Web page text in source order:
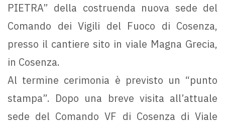
PIETRA” della costruenda nuova sede del
Comando dei Vigili del Fuoco di Cosenza,
presso il cantiere sito in viale Magna Grecia,
in Cosenza.
Al termine cerimonia è previsto un “punto
stampa”. Dopo una breve visita all’attuale
sede del Comando VF di Cosenza di Viale